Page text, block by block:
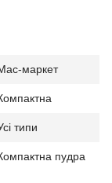
маркет
типи
пудра